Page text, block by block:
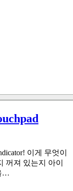
이게 무엇이
꺼져 있는지 아이
…